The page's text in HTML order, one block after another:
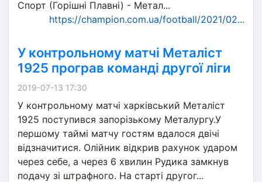
Спорт (Горішні Плавні) - Метал...
https://champion.com.ua/football/2021/02...
У контрольному матчі Металіст
1925 програв команді другої ліги
2019-07-13 17:30
У контрольному матчі харківський Металіст
1925 поступився запорізькому Металургу.У
першому таймі матчу гостям вдалося двічі
відзначитися. Олійник відкрив рахунок ударом
через себе, а через 6 хвилин Рудика замкнув
подачу зі штрафного. На старті другог...